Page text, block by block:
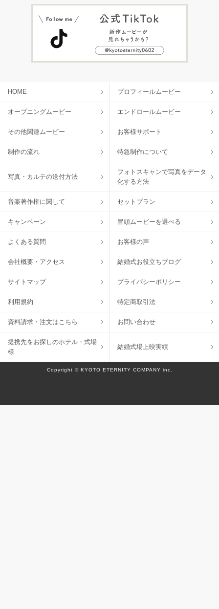
HOME プロフィールムービー
オープニングムービー エンドロールムービー
その他関連ムービー お客様サポート
制作の流れ 特急制作について
写真・カルテの送付方法
フォトスキャンで写真をデータ
化する方法
音楽著作権に関して セットプラン
キャンペーン 冒頭ムービーを選べる
よくある質問 お客様の声
会社概要・アクセス 結婚式お役立ちブログ
サイトマップ プライバシーポリシー
利用規約 特定商取引法
資料請求・注文はこちら お問い合わせ
提携先をお探しのホテル・式場
様
結婚式場上映実績
Copyright © KYOTO ETERNITY COMPANY inc.